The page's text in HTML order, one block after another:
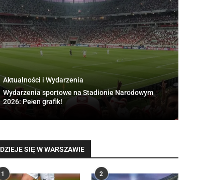
Aktualności i Wydarzenia
Wydarzenia sportowe na Stadionie Narodowym
2026: Pełen grafik!
DZIEJE SIĘ W WARSZAWIE
1 2